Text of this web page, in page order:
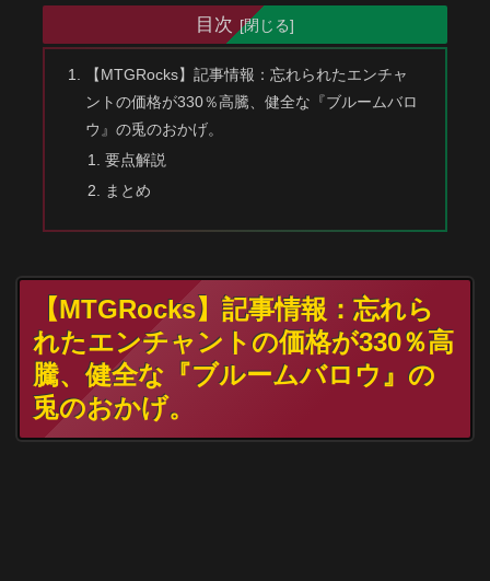
目次
【MTGRocks】記事情報：忘れられたエンチャ
ントの価格が330％高騰、健全な『ブルームバロ
ウ』の兎のおかげ。
要点解説
まとめ
【MTGRocks】記事情報：忘れら
れたエンチャントの価格が330％高
騰、健全な『ブルームバロウ』の
兎のおかげ。